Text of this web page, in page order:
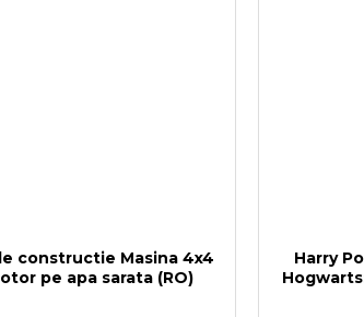
constructie Masina 4x4
pe apa sarata (RO)
Harry